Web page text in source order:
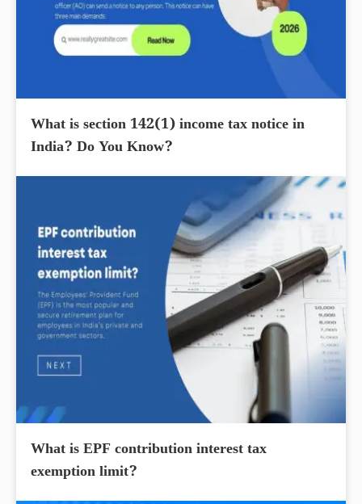
What is section 142(1) income tax notice in
India? Do You Know?
What is EPF contribution interest tax
exemption limit?